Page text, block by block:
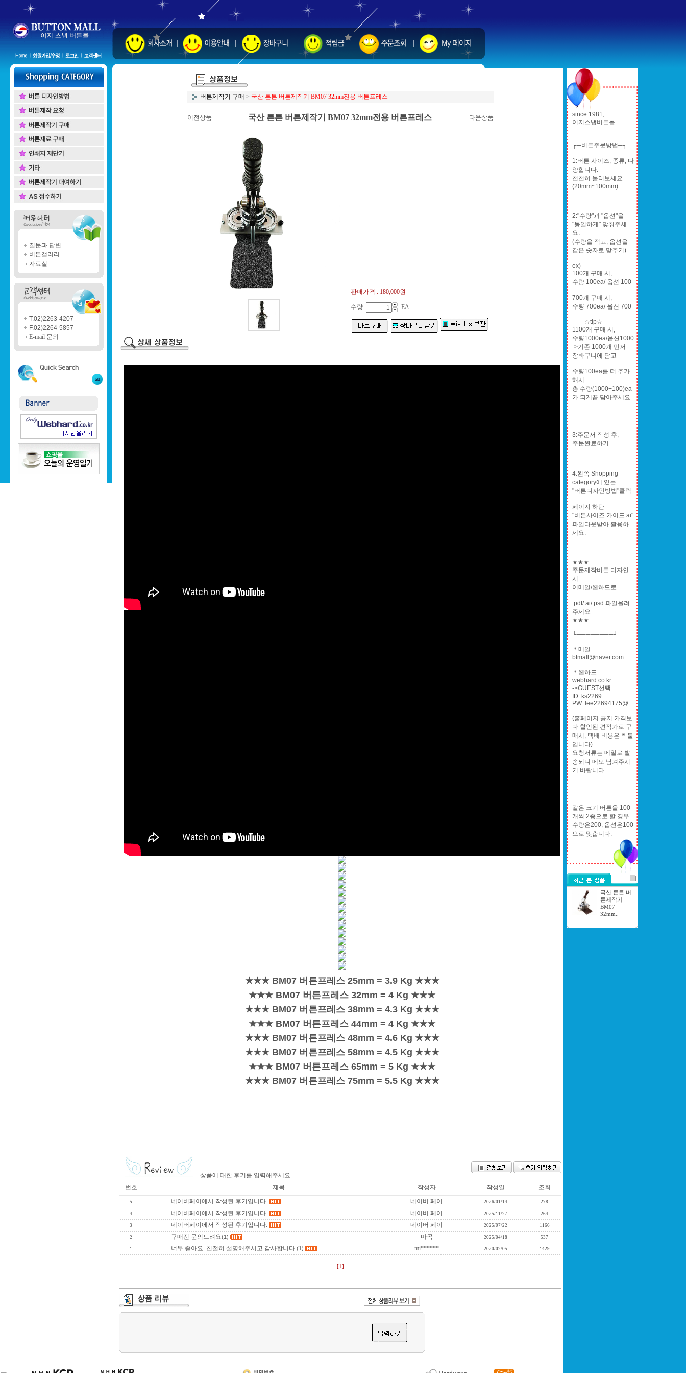
질문과 답변
버튼갤러리
자료실
T.02)2263-4207
F.02)2264-5857
E-mail 문의
버튼제작기 구매 > 국산 튼튼 버튼제작기 BM07 32mm전용 버튼프레스
이전상품 국산 튼튼 버튼제작기 BM07 32mm전용 버튼프레스 다음상품
판매가격 : 180,000원
수량 EA
★★★ BM07 버튼프레스 25mm = 3.9 Kg ★★★
★★★ BM07 버튼프레스 32mm = 4 Kg ★★★
★★★ BM07 버튼프레스 38mm = 4.3 Kg ★★★
★★★ BM07 버튼프레스 44mm = 4 Kg ★★★
★★★ BM07 버튼프레스 48mm = 4.6 Kg ★★★
★★★ BM07 버튼프레스 58mm = 4.5 Kg ★★★
★★★ BM07 버튼프레스 65mm = 5 Kg ★★★
★★★ BM07 버튼프레스 75mm = 5.5 Kg ★★★
상품에 대한 후기를 입력해주세요.
번호
제목 작성자 작성일 조회
5 네이버페이에서 작성된 후기입니다. 네이버 페이 2026/01/14 278
4 네이버페이에서 작성된 후기입니다. 네이버 페이 2025/11/27 264
3 네이버페이에서 작성된 후기입니다. 네이버 페이 2025/07/22 1166
2 구매전 문의드려요(1) 마곡 2025/04/18 537
1 너무 좋아요. 친절히 설명해주시고 감사합니다.(1) mi****** 2020/02/05 1429
[1]
since 1981,
이지스냅버튼몰
┌─버튼주문방법─┐
1:버튼 사이즈, 종류, 다
양합니다.
천천히 둘러보세요
(20mm~100mm)
2:"수량"과 "옵션"을
"동일하게" 맞춰주세
요.
(수량을 적고, 옵션을
같은 숫자로 맞추기)
ex)
100개 구매 시,
수량 100ea/ 옵션 100
700개 구매 시,
수량 700ea/ 옵션 700
------☆tip☆------
1100개 구매 시,
수량1000ea/옵션1000
->기존 1000개 먼저
장바구니에 담고
수량100ea를 더 추가
해서
총 수량(1000+100)ea
가 되게끔 담아주세요.
-------------------
3:주문서 작성 후,
주문완료하기
4.왼쪽 Shopping
category에 있는
"버튼디자인방법"클릭
페이지 하단
"버튼사이즈 가이드.ai"
파일다운받아 활용하
세요.
★★★
주문제작버튼 디자인
시
이메일/웹하드로
.pdf/.ai/.psd 파일올려
주세요
★★★
└────────┘
＊메일:
btmall@naver.com
＊웹하드
webhard.co.kr
->GUEST선택
ID: ks2269
PW: lee22694175@
(홈페이지 공지 가격보
다 할인된 견적가로 구
매시, 택배 비용은 착불
입니다)
요청서류는 메일로 발
송되니 메모 남겨주시
기 바랍니다
같은 크기 버튼을 100
개씩 2종으로 할 경우
수량은200, 옵션은100
으로 맞춥니다.
국산 튼튼 버
튼제작기
BM07
32mm..